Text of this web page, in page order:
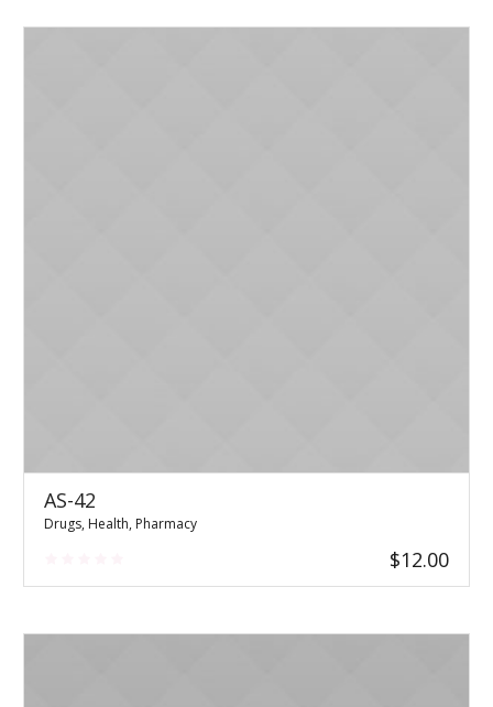
AS-42
Drugs, Health, Pharmacy
$12.00